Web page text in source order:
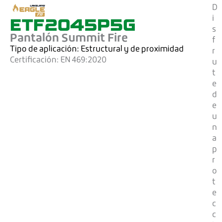
ETF2045P5G
Pantalón Summit Fire
Tipo de aplicación: Estructural y de proximidad
Certificación: EN 469:2020
D
i
s
f
r
u
t
e
d
e
u
n
a
p
r
o
t
e
c
c